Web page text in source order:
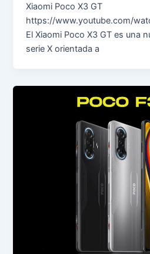
Xiaomi Poco X3 GT
https://www.youtube.com/
El Xiaomi Poco X3 GT es una
serie X orientada a